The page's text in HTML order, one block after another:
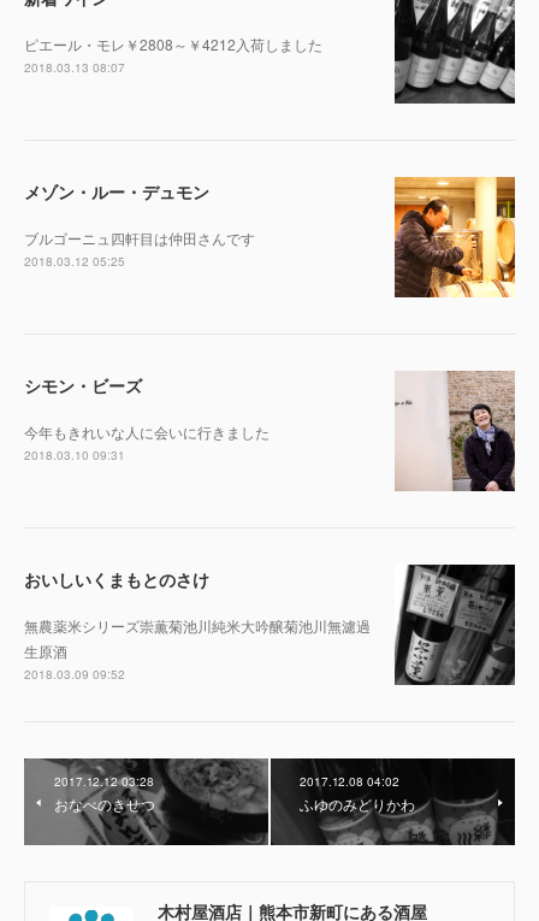
ピエール・モレ￥2808～￥4212入荷しました
2018.03.13 08:07
メゾン・ルー・デュモン
ブルゴーニュ四軒目は仲田さんです
2018.03.12 05:25
シモン・ビーズ
今年もきれいな人に会いに行きました
2018.03.10 09:31
おいしいくまもとのさけ
無農薬米シリーズ崇薫菊池川純米大吟醸菊池川無濾過
生原酒
2018.03.09 09:52
2017.12.12 03:28
おなべのきせつ
2017.12.08 04:02
ふゆのみどりかわ
木村屋酒店｜熊本市新町にある酒屋